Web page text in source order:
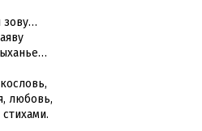
зову…
любовь,